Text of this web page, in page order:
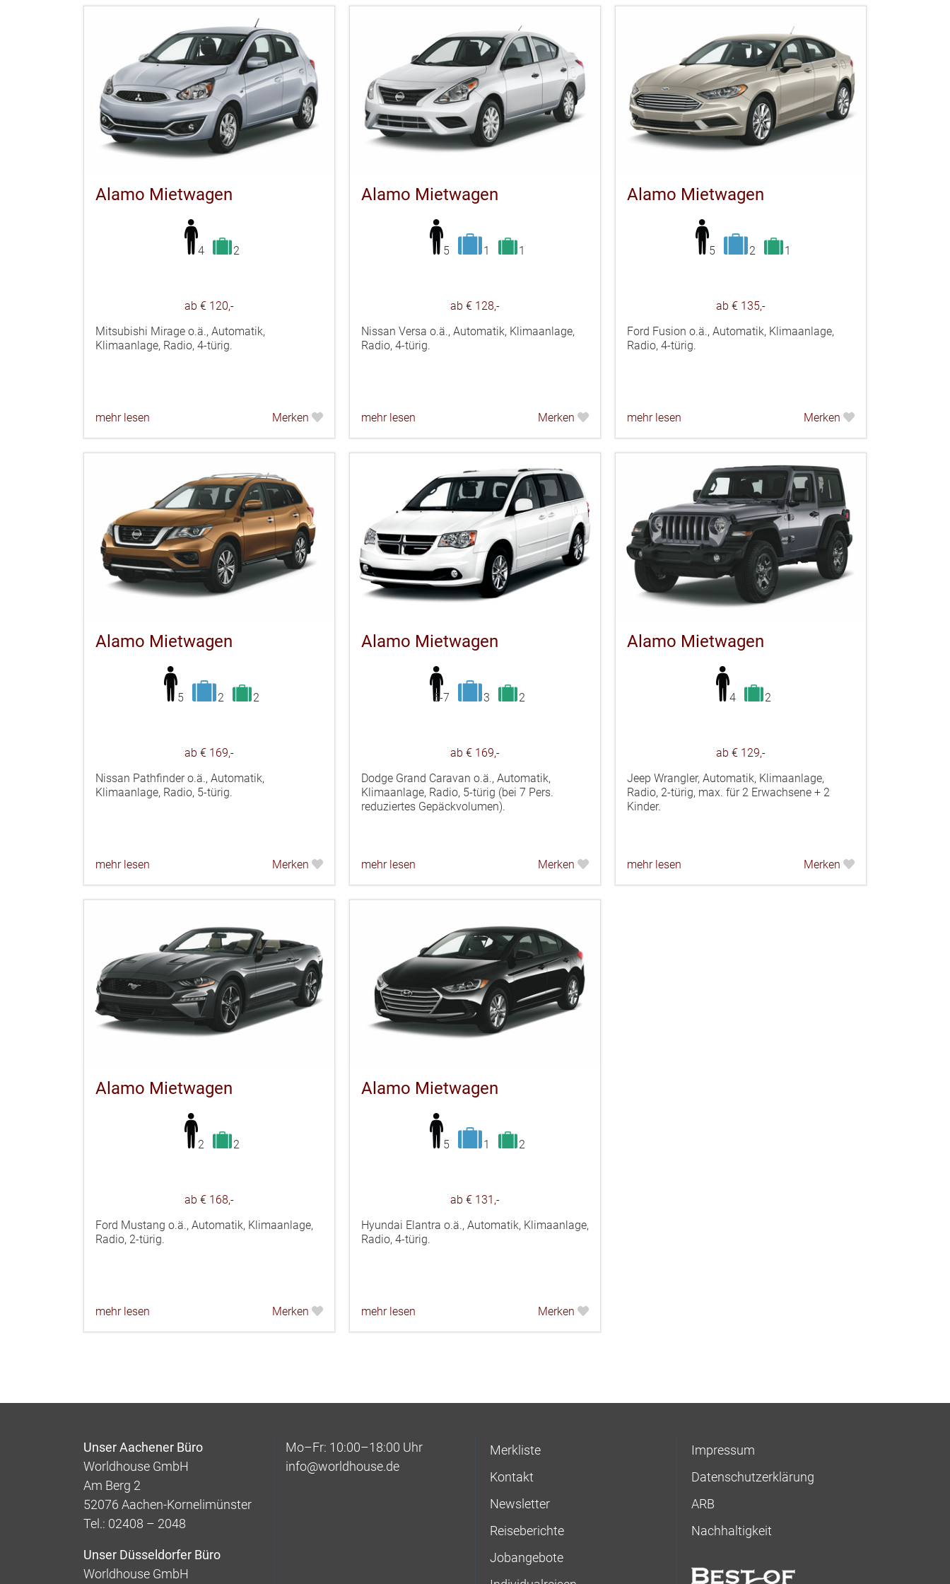
Alamo Mietwagen
4 2
ab € 120,-
Mitsubishi Mirage o.ä., Automatik,
Klimaanlage, Radio, 4-türig.
mehr lesen Merken
Alamo Mietwagen
5 1 1
ab € 128,-
Nissan Versa o.ä., Automatik, Klimaanlage,
Radio, 4-türig.
mehr lesen Merken
Alamo Mietwagen
5 2 1
ab € 135,-
Ford Fusion o.ä., Automatik, Klimaanlage,
Radio, 4-türig.
mehr lesen Merken
Alamo Mietwagen
5 2 2
ab € 169,-
Nissan Pathfinder o.ä., Automatik,
Klimaanlage, Radio, 5-türig.
mehr lesen Merken
Alamo Mietwagen
5-7 3 2
ab € 169,-
Dodge Grand Caravan o.ä., Automatik,
Klimaanlage, Radio, 5-türig (bei 7 Pers.
reduziertes Gepäckvolumen).
mehr lesen Merken
Alamo Mietwagen
4 2
ab € 129,-
Jeep Wrangler, Automatik, Klimaanlage,
Radio, 2-türig, max. für 2 Erwachsene + 2
Kinder.
mehr lesen Merken
Alamo Mietwagen
2 2
ab € 168,-
Ford Mustang o.ä., Automatik, Klimaanlage,
Radio, 2-türig.
mehr lesen Merken
Alamo Mietwagen
5 1 2
ab € 131,-
Hyundai Elantra o.ä., Automatik, Klimaanlage,
Radio, 4-türig.
mehr lesen Merken
Unser Aachener Büro
Worldhouse GmbH
Am Berg 2
52076 Aachen-Kornelimünster
Tel.: 02408 – 2048
Unser Düsseldorfer Büro
Worldhouse GmbH
Mo–Fr: 10:00–18:00 Uhr
info@worldhouse.de
Merkliste
Kontakt
Newsletter
Reiseberichte
Jobangebote
Impressum
Datenschutzerklärung
ARB
Nachhaltigkeit